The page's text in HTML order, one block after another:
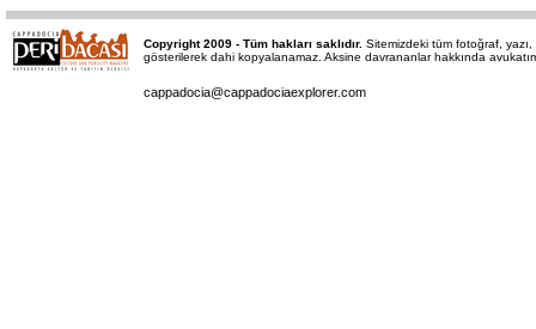
Copyright 2009 - Tüm hakları saklıdır. Sitemizdeki tüm fotoğraf,
gösterilerek dahi kopyalanamaz. Aksine davrananlar hakkında
cappadocia@cappadociaexplorer.com